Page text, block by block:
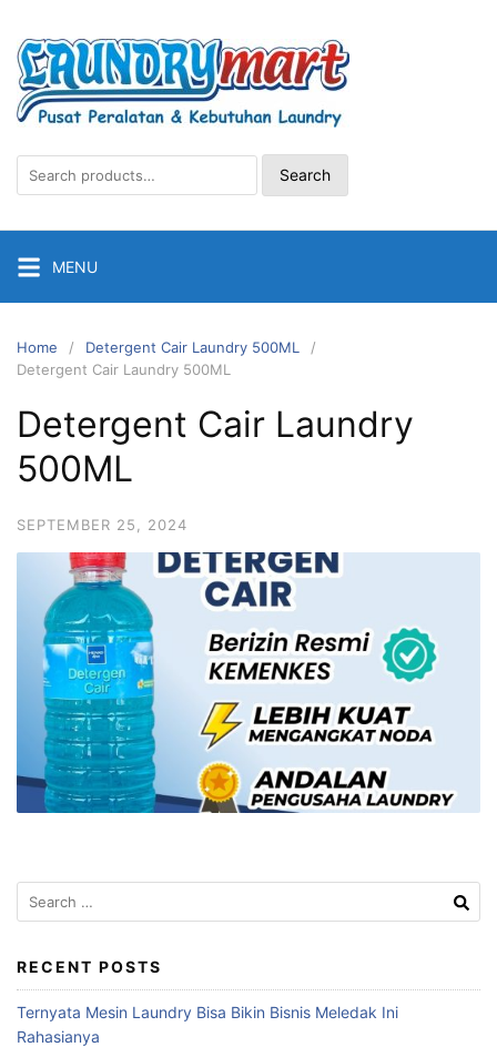
content
Search
for:
Search
MENU
Home
Detergent Cair Laundry 500ML
Detergent Cair Laundry 500ML
Detergent Cair Laundry
500ML
SEPTEMBER 25, 2024
Search
for:
RECENT POSTS
Ternyata Mesin Laundry Bisa Bikin Bisnis Meledak Ini
Rahasianya